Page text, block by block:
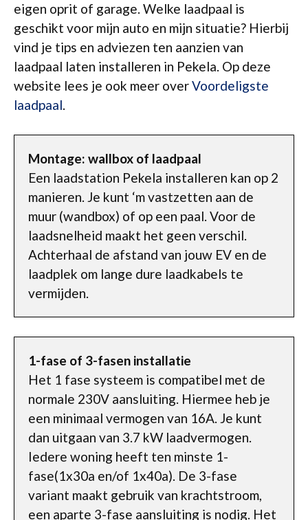
eigen oprit of garage. Welke laadpaal is
geschikt voor mijn auto en mijn situatie? Hierbij
vind je tips en adviezen ten aanzien van
laadpaal laten installeren in Pekela. Op deze
website lees je ook meer overVoordeligste
laadpaal.
Montage: wallbox of laadpaal
Een laadstation Pekela installeren kan op 2
manieren. Je kunt ‘m vastzetten aan de
muur (wandbox) of op een paal. Voor de
laadsnelheid maakt het geen verschil.
Achterhaal de afstand van jouw EV en de
laadplek om lange dure laadkabels te
vermijden.
1-fase of 3-fasen installatie
Het 1 fase systeem is compatibel met de
normale 230V aansluiting. Hiermee heb je
een minimaal vermogen van 16A. Je kunt
dan uitgaan van 3.7 kW laadvermogen.
Iedere woning heeft ten minste 1-
fase(1x30a en/of 1x40a). De 3-fase
variant maakt gebruik van krachtstroom,
een aparte 3-fase aansluiting is nodig. Het